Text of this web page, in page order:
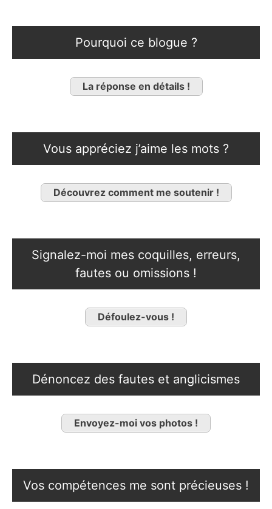
Pourquoi ce blogue ?
La réponse en détails !
Vous appréciez j’aime les mots ?
Découvrez comment me soutenir !
Signalez-moi mes coquilles, erreurs,
fautes ou omissions !
Défoulez-vous !
Dénoncez des fautes et anglicismes
Envoyez-moi vos photos !
Vos compétences me sont précieuses !